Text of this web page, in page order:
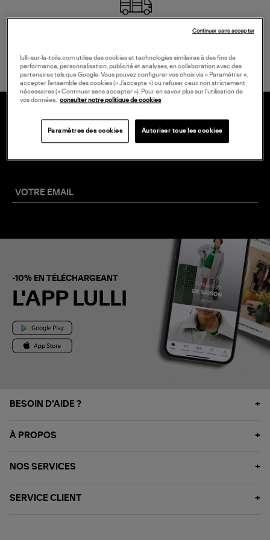
20 € EN VOUS INSCRIVANT À LA
-10% EN TÉLÉCHARGEANT
L'APP LULLI
BESOIN D'AIDE ?
À PROPOS
NOS SERVICES
SERVICE CLIENT
lulli-sur-la-toile.com utilise des cookies et technologies similaires à des fins de
performance, personnalisation, publicité et analyses, en collaboration avec des
partenaires tels que Google. Vous pouvez configurer vos choix via « Paramétrer »,
accepter l’ensemble des cookies (« J’accepte ») ou refuser ceux non strictement
nécessaires (« Continuer sans accepter »). Pour en savoir plus sur l’utilisation de
vos données, consulter notre politique de cookies
Paramètres des cookies Autoriser tous les cookies
Continuer sans accepter